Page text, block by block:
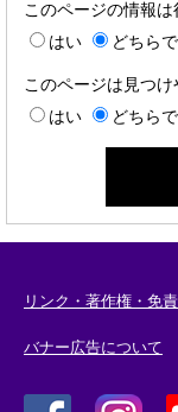
このページの情報
はい
どちら
このページは見つ
はい
どちら
リンク・著作権・免
バナー広告について